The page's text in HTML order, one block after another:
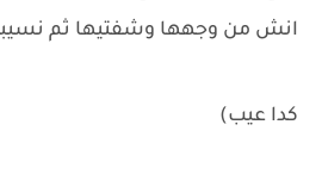
انش من وجهها وشفتيها ثم
كدا عيب)